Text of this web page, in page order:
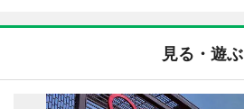
見る・遊ぶ